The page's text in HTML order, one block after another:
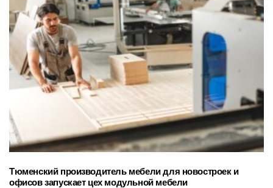
Тюменский производитель мебели для новостроек и
офисов запускает цех модульной мебели